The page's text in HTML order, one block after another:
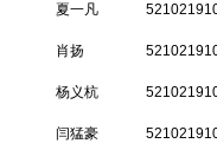
夏一凡
肖扬
杨义杭
闫猛豪